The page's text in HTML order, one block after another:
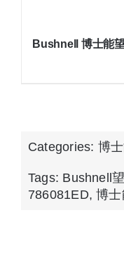
Bushnell 博士能
Categories: 博
Tags: Bushnell
786081ED,博